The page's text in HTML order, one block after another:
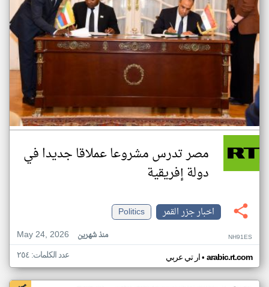
مصر تدرس مشروعا عملاقا جديدا في
دولة إفريقية
اخبار جزر القمر
Politics
May 24, 2026
منذ شهرين NH91ES
ار تي عربي• arabic.rt.com عدد الكلمات: ٢٥٤